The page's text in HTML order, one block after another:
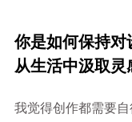
你是如何保持
从生活中汲取灵
我觉得创作都需要